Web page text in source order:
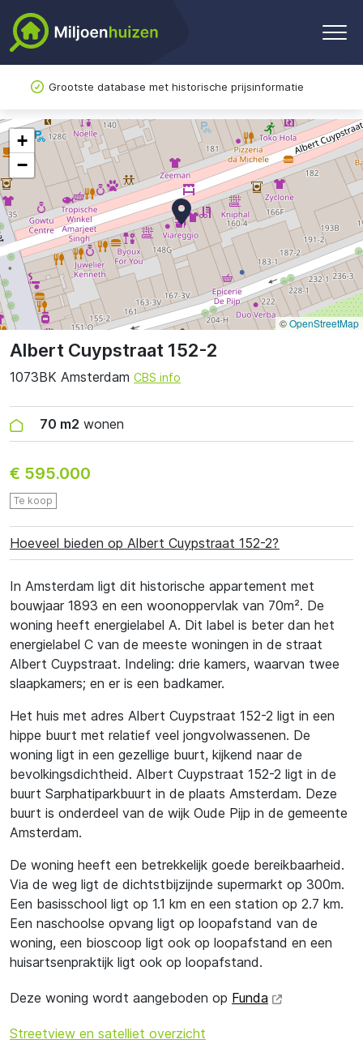
Grootste database met historische prijsinformatie
Albert Cuypstraat 152-2
1073BK Amsterdam CBS info
70 m2 wonen
€ 595.000
Te koop
Hoeveel bieden op Albert Cuypstraat 152-2?
In Amsterdam ligt dit historische appartement met
bouwjaar 1893 en een woonoppervlak van 70m². De
woning heeft energielabel A. Dit label is beter dan het
energielabel C van de meeste woningen in de straat
Albert Cuypstraat. Indeling: drie kamers, waarvan twee
slaapkamers; en er is een badkamer.
Het huis met adres Albert Cuypstraat 152-2 ligt in een
hippe buurt met relatief veel jongvolwassenen. De
woning ligt in een gezellige buurt, kijkend naar de
bevolkingsdichtheid. Albert Cuypstraat 152-2 ligt in de
buurt Sarphatiparkbuurt in de plaats Amsterdam. Deze
buurt is onderdeel van de wijk Oude Pijp in de gemeente
Amsterdam.
De woning heeft een betrekkelijk goede bereikbaarheid.
Via de weg ligt de dichtstbijzijnde supermarkt op 300m.
Een basisschool ligt op 1.1 km en een station op 2.7 km.
Een naschoolse opvang ligt op loopafstand van de
woning, een bioscoop ligt ook op loopafstand en een
huisartsenpraktijk ligt ook op loopafstand.
Deze woning wordt aangeboden op Funda
Streetview en satelliet overzicht
+
−
©OpenStreetMap